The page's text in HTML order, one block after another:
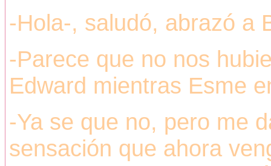
-Hola-, saludó, abrazó a
-Parece que no nos
Edward mientras Esme
-Ya se que no, pero me
sensación que ahora